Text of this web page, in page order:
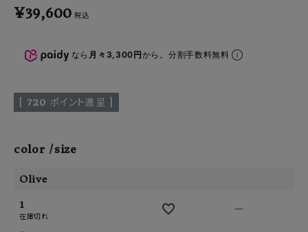
¥39,600 税込
なら 月々3,300円から。分割手数料無料
720 ポイント進呈 ]
color size
Olive
1
在庫切れ
—